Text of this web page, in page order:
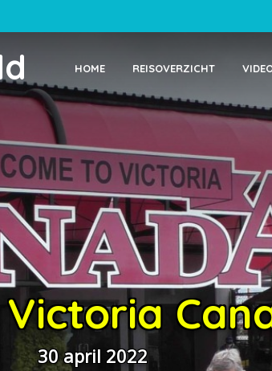
HOME REISOVERZICHT
30 april 2022